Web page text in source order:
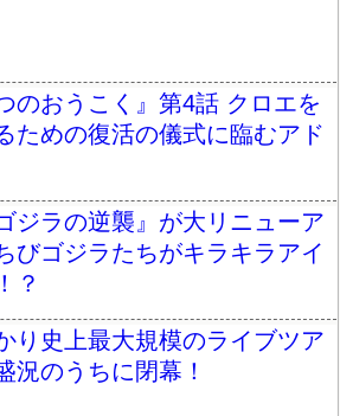
のおうこく』第4話 クロエを
ための復活の儀式に臨むアド
ジラの逆襲』が大リニューア
ゴジラたちがキラキラアイ
？
り史上最大規模のライブツア
況のうちに閉幕！